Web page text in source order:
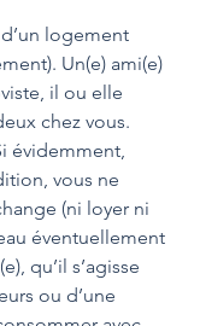
logement
Un(e) ami(e)
il ou elle
chez vous.
évidemment,
vous ne
(ni loyer ni
éventuellement
qu’il s’agisse
ou d’une